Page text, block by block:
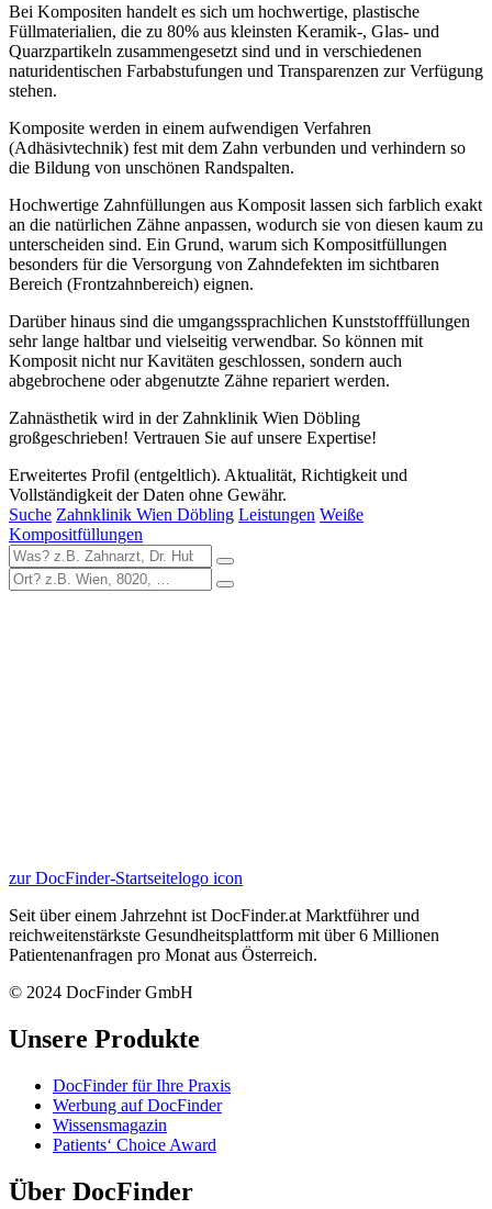
Bei Kompositen handelt es sich um hochwertige, plastische
Füllmaterialien, die zu 80% aus kleinsten Keramik-, Glas- und
Quarzpartikeln zusammengesetzt sind und in verschiedenen
naturidentischen Farbabstufungen und Transparenzen zur Verfügung
stehen.
Komposite werden in einem aufwendigen Verfahren
(Adhäsivtechnik) fest mit dem Zahn verbunden und verhindern so
die Bildung von unschönen Randspalten.
Hochwertige Zahnfüllungen aus Komposit lassen sich farblich exakt
an die natürlichen Zähne anpassen, wodurch sie von diesen kaum zu
unterscheiden sind. Ein Grund, warum sich Kompositfüllungen
besonders für die Versorgung von Zahndefekten im sichtbaren
Bereich (Frontzahnbereich) eignen.
Darüber hinaus sind die umgangssprachlichen Kunststofffüllungen
sehr lange haltbar und vielseitig verwendbar. So können mit
Komposit nicht nur Kavitäten geschlossen, sondern auch
abgebrochene oder abgenutzte Zähne repariert werden.
Zahnästhetik wird in der Zahnklinik Wien Döbling
großgeschrieben! Vertrauen Sie auf unsere Expertise!
Erweitertes Profil (entgeltlich). Aktualität, Richtigkeit und
Vollständigkeit der Daten ohne Gewähr.
Suche Zahnklinik Wien Döbling Leistungen Weiße
Kompositfüllungen
zur DocFinder-Startseitelogo icon
Seit über einem Jahrzehnt ist DocFinder.at Marktführer und
reichweitenstärkste Gesundheitsplattform mit über 6 Millionen
Patientenanfragen pro Monat aus Österreich.
© 2024 DocFinder GmbH
Unsere Produkte
DocFinder für Ihre Praxis
Werbung auf DocFinder
Wissensmagazin
Patients‘ Choice Award
Über DocFinder